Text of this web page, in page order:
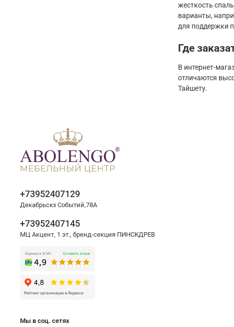
жесткость
варианты,
для поддержки
Где
В интернет-
отличаются
Тайшету.
+73952407129
Декабрьскх Событий,78А
+73952407145
МЦ Акцент, 1 эт., бренд-секция ПИНСКДРЕВ
Мы в соц. сетях